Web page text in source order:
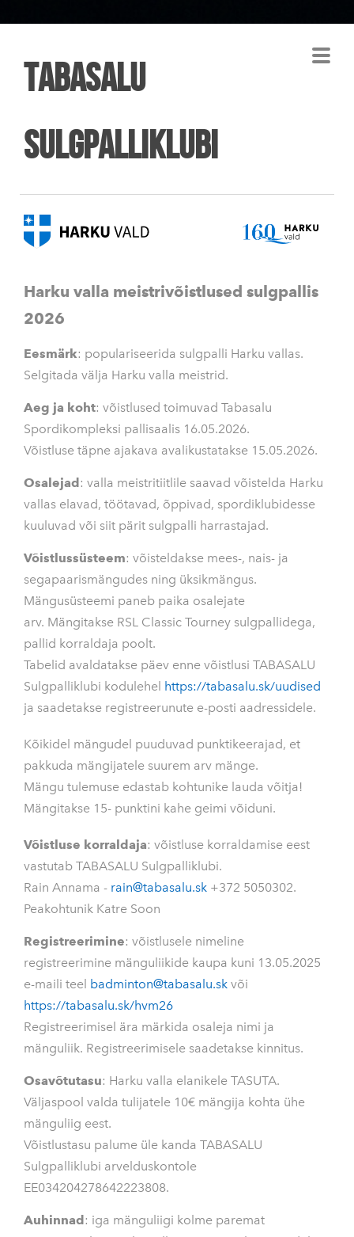
Tabasalu
Sulgpalliklubi
Harku valla meistrivõistlused sulgpallis
2026
Eesmärk: populariseerida sulgpalli Harku vallas.
Selgitada välja Harku valla meistrid.
Aeg ja koht: võistlused toimuvad Tabasalu
Spordikompleksi pallisaalis 16.05.2026.
Võistluse täpne ajakava avalikustatakse 15.05.2026.
Osalejad: valla meistritiitlile saavad võistelda Harku
vallas elavad, töötavad, õppivad, spordiklubidesse
kuuluvad või siit pärit sulgpalli harrastajad.
Võistlussüsteem: võisteldakse mees-, nais- ja
segapaarismängudes ning üksikmängus.
Mängusüsteemi paneb paika osalejate
arv. Mängitakse RSL Classic Tourney sulgpallidega,
pallid korraldaja poolt.
Tabelid avaldatakse päev enne võistlusi TABASALU
Sulgpalliklubi kodulehel https://tabasalu.sk/uudised
ja saadetakse registreerunute e-posti aadressidele.
Kõikidel mängudel puuduvad punktikeerajad, et
pakkuda mängijatele suurem arv mänge.
Mängu tulemuse edastab kohtunike lauda võitja!
Mängitakse 15- punktini kahe geimi võiduni.
Võistluse korraldaja: võistluse korraldamise eest
vastutab TABASALU Sulgpalliklubi.
Rain Annama - rain@tabasalu.sk +372 5050302.
Peakohtunik Katre Soon
Registreerimine: võistlusele nimeline
registreerimine mänguliikide kaupa kuni 13.05.2025
e-maili teel badminton@tabasalu.sk või
https://tabasalu.sk/hvm26
Registreerimisel ära märkida osaleja nimi ja
mänguliik. Registreerimisele saadetakse kinnitus.
Osavõtutasu: Harku valla elanikele TASUTA.
Väljaspool valda tulijatele 10€ mängija kohta ühe
mänguliig eest.
Võistlustasu palume üle kanda TABASALU
Sulgpalliklubi arvelduskontole
EE034204278642223808.
Auhinnad: iga mänguliigi kolme paremat